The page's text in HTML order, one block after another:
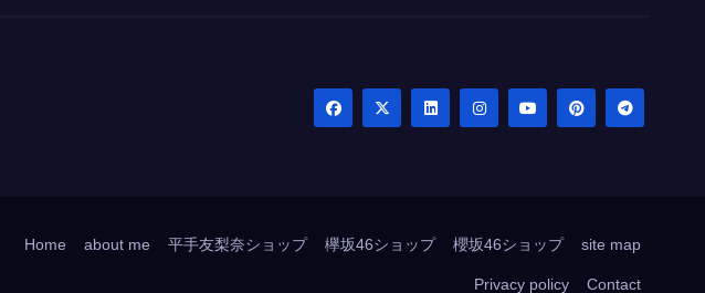
Home about me 平手友梨奈ショップ 欅坂46ショップ 櫻坂46ショップ site map
Privacy policy Contact